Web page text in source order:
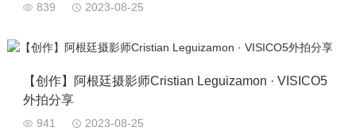
839 2023-08-25
【创作】阿根廷摄影师Cristian Leguizamon · VISICO5
外拍分享
941 2023-08-25